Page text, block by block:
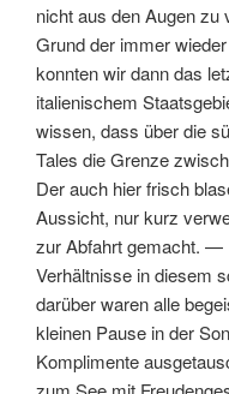
nicht aus den Augen
Grund der immer
konnten wir dann das
italienischem
wissen, dass über die
Tales die Grenze
Der auch hier frisch
Aussicht, nur kurz
zur Abfahrt gemacht.
Verhältnisse in diesem
darüber waren alle
kleinen Pause in der
Komplimente